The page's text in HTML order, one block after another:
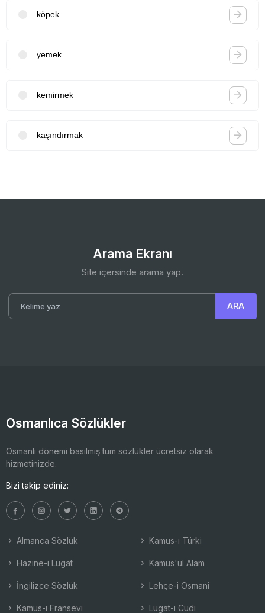
köpek
yemek
kemirmek
kaşındırmak
Arama Ekranı
Site içersinde arama yap.
Osmanlıca Sözlükler
Osmanlı dönemi basılmış tüm sözlükler ücretsiz olarak
hizmetinizde.
Bizi takip ediniz:
Almanca Sözlük
Hazine-i Lugat
İngilizce Sözlük
Kamus-ı Fransevi
Kamus-ı Türki
Kamus'ul Alam
Lehçe-i Osmani
Lugat-ı Cudi